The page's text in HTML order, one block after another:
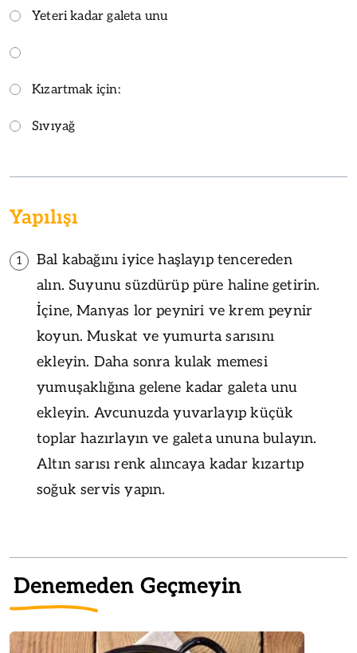
Yeteri kadar galeta unu
Kızartmak için:
Sıvıyağ
Yapılışı
1
Bal kabağını iyice haşlayıp tencereden
alın. Suyunu süzdürüp püre haline getirin.
İçine, Manyas lor peyniri ve krem peynir
koyun. Muskat ve yumurta sarısını
ekleyin. Daha sonra kulak memesi
yumuşaklığına gelene kadar galeta unu
ekleyin. Avcunuzda yuvarlayıp küçük
toplar hazırlayın ve galeta ununa bulayın.
Altın sarısı renk alıncaya kadar kızartıp
soğuk servis yapın.
Denemeden Geçmeyin